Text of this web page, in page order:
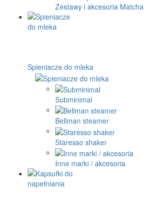
Zestawy i akcesoria Matcha
Spieniacze do mleka
Subminimal
Bellman steamer
Staresso shaker
Inne marki / akcesoria